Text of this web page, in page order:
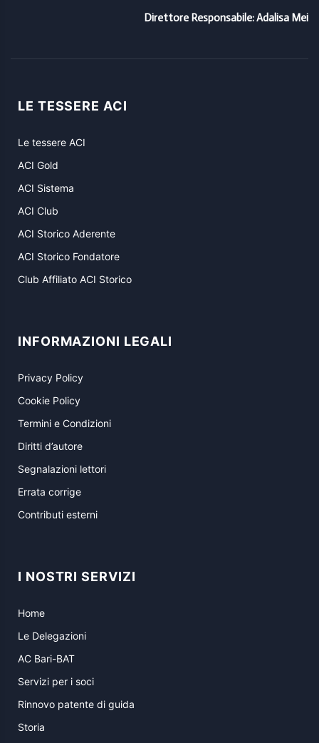
Direttore Responsabile: Adalisa Mei
LE TESSERE ACI
Le tessere ACI
ACI Gold
ACI Sistema
ACI Club
ACI Storico Aderente
ACI Storico Fondatore
Club Affiliato ACI Storico
INFORMAZIONI LEGALI
Privacy Policy
Cookie Policy
Termini e Condizioni
Diritti d’autore
Segnalazioni lettori
Errata corrige
Contributi esterni
I NOSTRI SERVIZI
Home
Le Delegazioni
AC Bari-BAT
Servizi per i soci
Rinnovo patente di guida
Storia